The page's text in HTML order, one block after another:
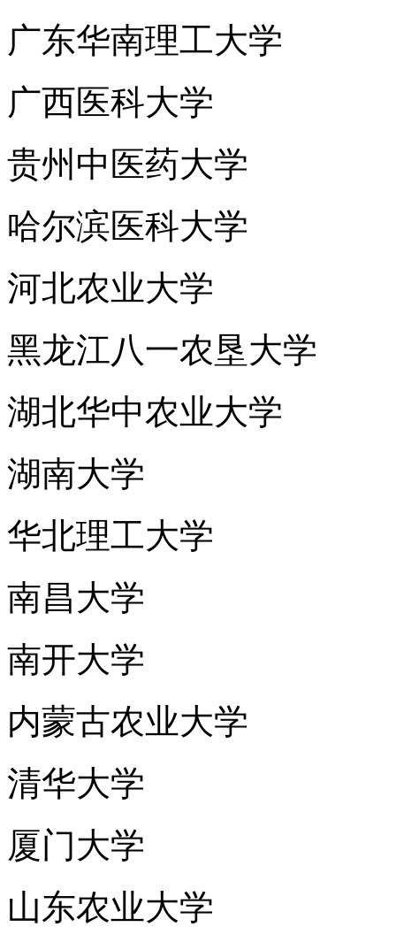
广东华南理工大学
广西医科大学
贵州中医药大学
哈尔滨医科大学
河北农业大学
黑龙江八一农垦大学
湖北华中农业大学
湖南大学
华北理工大学
南昌大学
南开大学
内蒙古农业大学
清华大学
厦门大学
山东农业大学